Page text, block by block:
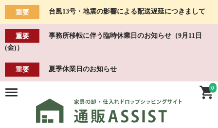
重要 台風13号・地震の影響による配送遅延につきまして
重要
事務所移転に伴う臨時休業日のお知らせ（9月11日
(金)）
重要 夏季休業日のお知らせ
0